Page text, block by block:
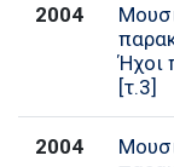
2004
Ήχοι
[τ.3]
2004